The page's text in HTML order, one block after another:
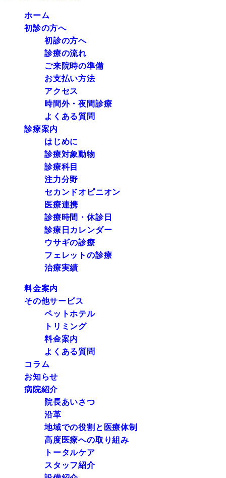
ホーム
初診の方へ
初診の方へ
診療の流れ
ご来院時の準備
お支払い方法
アクセス
時間外・夜間診療
よくある質問
診療案内
はじめに
診療対象動物
診療科目
注力分野
セカンドオピニオン
医療連携
診療時間・休診日
診療日カレンダー
ウサギの診療
フェレットの診療
治療実績
料金案内
その他サービス
ペットホテル
トリミング
料金案内
よくある質問
コラム
お知らせ
病院紹介
院長あいさつ
沿革
地域での役割と医療体制
高度医療への取り組み
トータルケア
スタッフ紹介